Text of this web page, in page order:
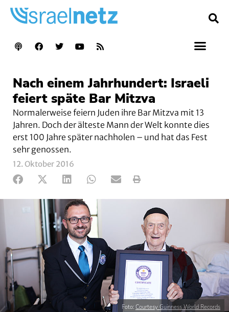
Nach einem Jahrhundert: Israeli
feiert späte Bar Mitzva
Normalerweise feiern Juden ihre Bar Mitzva mit 13
Jahren. Doch der älteste Mann der Welt konnte dies
erst 100 Jahre später nachholen – und hat das Fest
sehr genossen.
12. Oktober 2016
Foto: Courtesy Guinness World Records